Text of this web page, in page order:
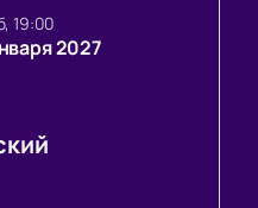
19:00
2027